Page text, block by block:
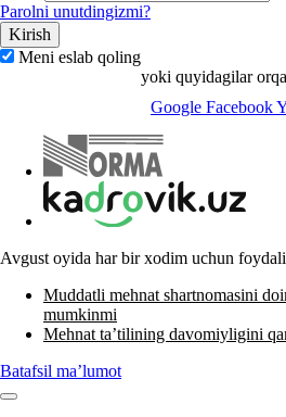
Parolni unutdingizmi?
Meni eslab qoling
yoki quyidagilar
Google Facebook
Avgust oyida har bir хodim uchun
Muddatli mehnat shartnomasini
mumkinmi
Mehnat ta’tilining davomiyligini
Batafsil ma’lumot